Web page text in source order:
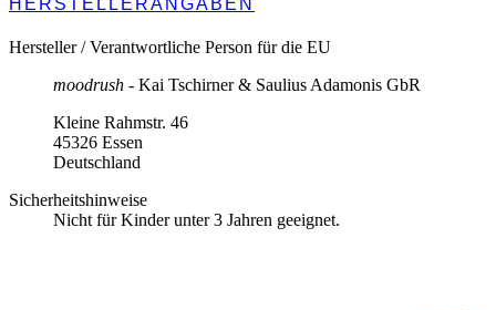
HERSTELLERANGABEN
Hersteller / Verantwortliche Person für die EU
moodrush - Kai Tschirner & Saulius Adamonis GbR
Kleine Rahmstr. 46
45326 Essen
Deutschland
Sicherheitshinweise
Nicht für Kinder unter 3 Jahren geeignet.